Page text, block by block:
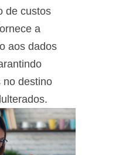
de custos
a
aos dados
no destino